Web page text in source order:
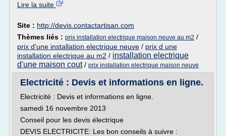
Lire la suite
Site : http://devis.contactartisan.com
Thèmes liés : prix installation electrique maison neuve au m2 /
prix d'une installation electrique neuve / prix d une
installation electrique au m2 / installation electrique
d'une maison cout/ prix installation electrique maison neuve
Electricité : Devis et informations en ligne.
Electricité : Devis et informations en ligne.
samedi 16 novembre 2013
Conseil pour les devis électrique
DEVIS ELECTRICITE: Les bon conseils à suivre :